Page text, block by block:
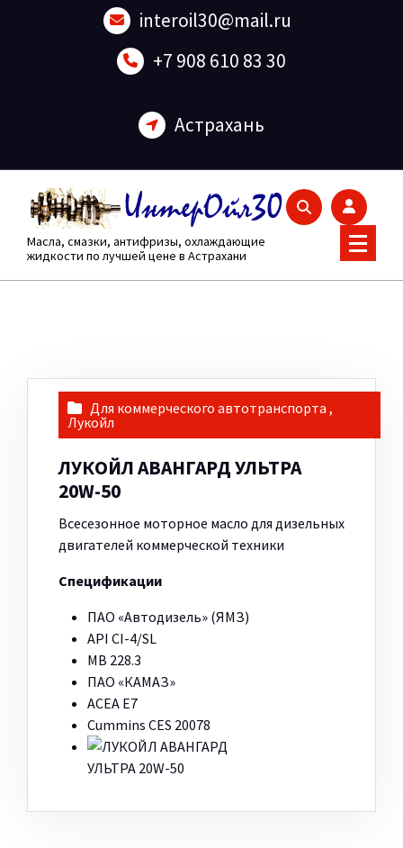
interoil30@mail.ru
+7 908 610 83 30
Астрахань
Масла, смазки, антифризы, охлаждающие
жидкости по лучшей цене в Астрахани
Для коммерческого автотранспорта ,
Лукойл
ЛУКОЙЛ АВАНГАРД УЛЬТРА
20W-50
Всесезонное моторное масло для дизельных
двигателей коммерческой техники
Спецификации
ПАО «Автодизель» (ЯМЗ)
API CI-4/SL
MB 228.3
ПАО «КАМАЗ»
ACEA E7
Cummins CES 20078